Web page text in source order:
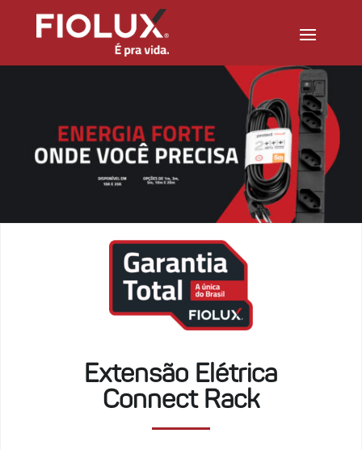
Extensão Elétrica
Connect Rack